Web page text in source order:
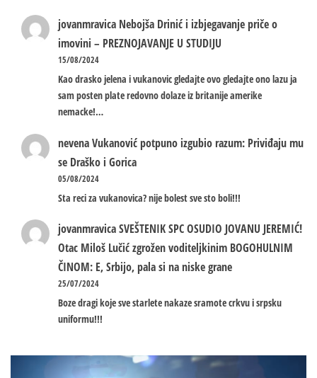
jovanmravica Nebojša Drinić i izbjegavanje priče o
imovini – PREZNOJAVANJE U STUDIJU
15/08/2024
Kao drasko jelena i vukanovic gledajte ovo gledajte ono lazu ja
sam posten plate redovno dolaze iz britanije amerike
nemacke!…
nevenaVukanović potpuno izgubio razum: Priviđaju mu
se Draško i Gorica
05/08/2024
Sta reci za vukanovica? nije bolest sve sto boli!!!
jovanmravicaSVEŠTENIK SPC OSUDIO JOVANU JEREMIĆ!
Otac Miloš Lučić zgrožen voditeljkinim BOGOHULNIM
ČINOM: E, Srbijo, pala si na niske grane
25/07/2024
Boze dragi koje sve starlete nakaze sramote crkvu i srpsku
uniformu!!!